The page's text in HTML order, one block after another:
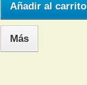
Añadir al carrito
Más